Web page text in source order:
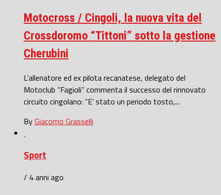
Motocross / Cingoli, la nuova vita del
Crossdoromo “Tittoni” sotto la gestione
Cherubini
L’allenatore ed ex pilota recanatese, delegato del
Motoclub “Fagioli” commenta il successo del rinnovato
circuito cingolano: “E’ stato un periodo tosto,...
ByGiacomo Grasselli
Sport
/ 4 anni ago